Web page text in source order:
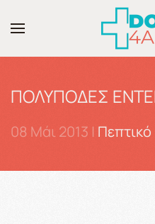
Skip to main content
ΠΟΛΥΠΟΔΕΣ
08 Μάι 2013 | Πεπτικό